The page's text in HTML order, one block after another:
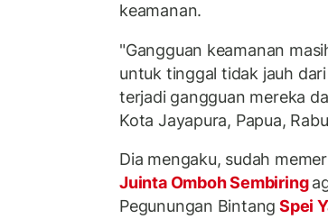
keamanan.
"Gangguan keamanan
untuk tinggal tidak jauh
terjadi gangguan mereka
Kota Jayapura, Papua,
Dia mengaku, sudah
Juinta Omboh Sembiring
Pegunungan Bintang Spei